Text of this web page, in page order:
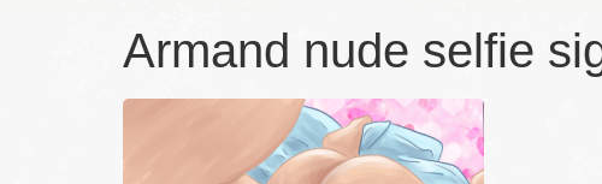
Armand nude selfie